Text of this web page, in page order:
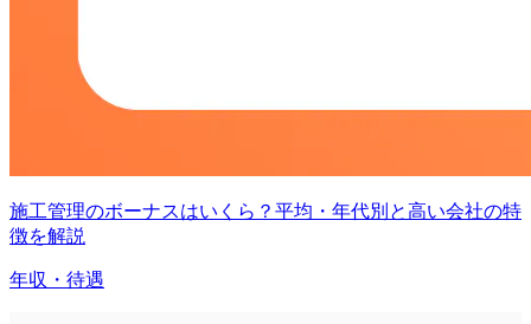
施工管理のボーナスはいくら？平均・年代別と高い会社の特
徴を解説
年収・待遇